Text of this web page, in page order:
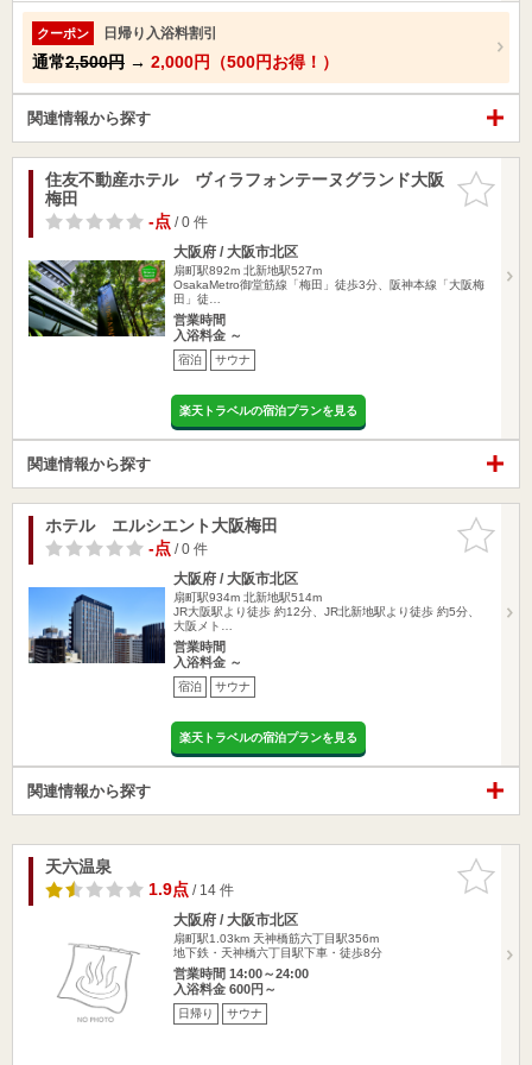
クーポン 日帰り入浴料割引
通常2,500円 → 2,000円（500円お得！）
関連情報から探す
お気に入
りに追加
住友不動産ホテル ヴィラフォンテーヌグランド大阪
梅田
-点/ 0 件
大阪府 / 大阪市北区
扇町駅892m 北新地駅527m
OsakaMetro御堂筋線「梅田」徒歩3分、阪神本線「大阪梅
田」徒…
営業時間
入浴料金 ～
宿泊 サウナ
楽天トラベルの宿泊プランを見る
関連情報から探す
お気に入
りに追加
ホテル エルシエント大阪梅田
-点/ 0 件
大阪府 / 大阪市北区
扇町駅934m 北新地駅514m
JR大阪駅より徒歩 約12分、JR北新地駅より徒歩 約5分、
大阪メト…
営業時間
入浴料金 ～
宿泊 サウナ
楽天トラベルの宿泊プランを見る
関連情報から探す
お気に入
りに追加
天六温泉
1.9点/ 14 件
大阪府 / 大阪市北区
扇町駅1.03km 天神橋筋六丁目駅356m
地下鉄・天神橋六丁目駅下車・徒歩8分
営業時間 14:00～24:00
入浴料金 600円～
日帰り サウナ